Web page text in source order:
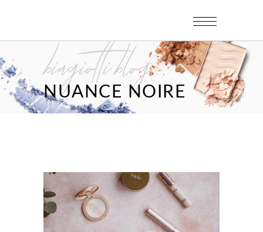
biagiotti blog
NUANCE NOIRE